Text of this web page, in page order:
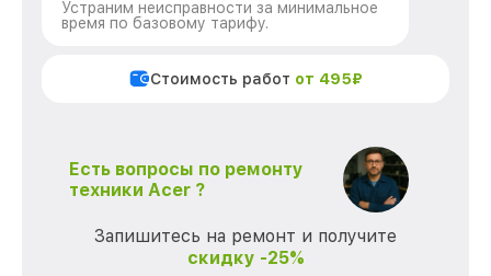
Устраним неисправности за минимальное
время по базовому тарифу.
Стоимость работ от 495₽
Есть вопросы по ремонту
техники Acer ?
Запишитесь на ремонт и получите
скидку -25%